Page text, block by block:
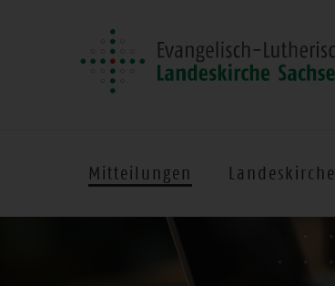
Mitteilungen Landeskirche